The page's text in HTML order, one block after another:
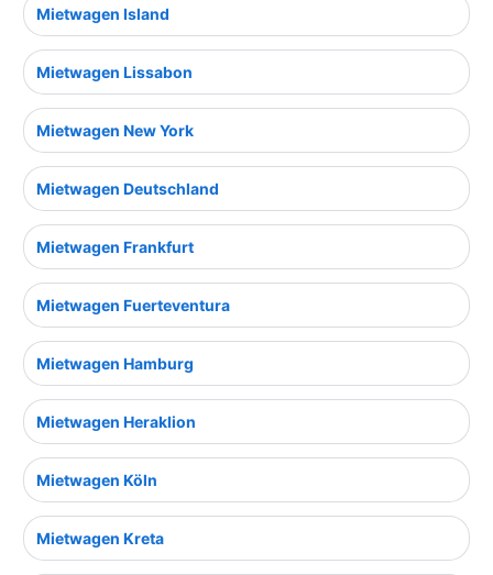
Mietwagen Island
Mietwagen Lissabon
Mietwagen New York
Mietwagen Deutschland
Mietwagen Frankfurt
Mietwagen Fuerteventura
Mietwagen Hamburg
Mietwagen Heraklion
Mietwagen Köln
Mietwagen Kreta